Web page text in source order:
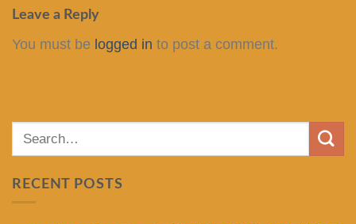
Leave a Reply
You must be logged in to post a comment.
RECENT POSTS